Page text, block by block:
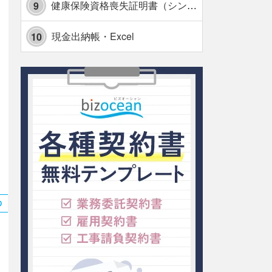
9 健康保険資格喪失証明書（シンプル表形式版）・Excel【見本付き】
10 現金出納帳・Excel